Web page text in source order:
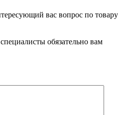
вас вопрос по товару
обязательно вам